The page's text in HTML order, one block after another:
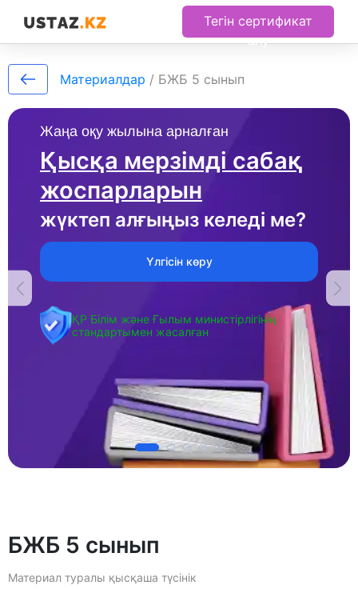
Тегін сертификат
алу
Жаңа оқу жылына арналған
Қысқа мерзімді сабақ
жоспарларын
жүктеп алғыңыз келеді ме?
Үлгісін көру
ҚР Білім және Ғылым министірлігінің
стандартымен жасалған
Материалдар / БЖБ 5 сынып
БЖБ 5 сынып
Материал туралы қысқаша түсінік